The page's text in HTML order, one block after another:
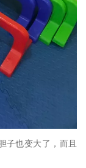
子也变大了，而且